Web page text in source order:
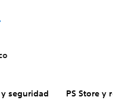
seguridad PS Store y